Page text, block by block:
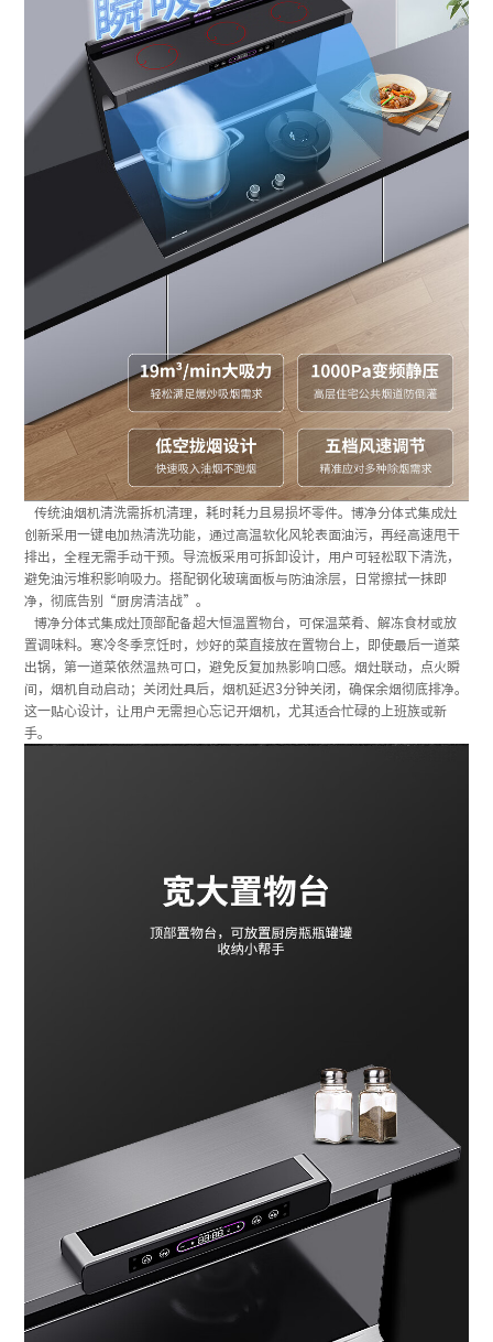
传统油烟机清洗需拆机清理，耗时耗力且易损坏零件。博净分体式集成灶
创新采用一键电加热清洗功能，通过高温软化风轮表面油污，再经高速甩干
排出，全程无需手动干预。导流板采用可拆卸设计，用户可轻松取下清洗，
避免油污堆积影响吸力。搭配钢化玻璃面板与防油涂层，日常擦拭一抹即
净，彻底告别“厨房清洁战”。
博净分体式集成灶顶部配备超大恒温置物台，可保温菜肴、解冻食材或放
置调味料。寒冷冬季烹饪时，炒好的菜直接放在置物台上，即使最后一道菜
出锅，第一道菜依然温热可口，避免反复加热影响口感。烟灶联动，点火瞬
间，烟机自动启动；关闭灶具后，烟机延迟3分钟关闭，确保余烟彻底排净。
这一贴心设计，让用户无需担心忘记开烟机，尤其适合忙碌的上班族或新
手。